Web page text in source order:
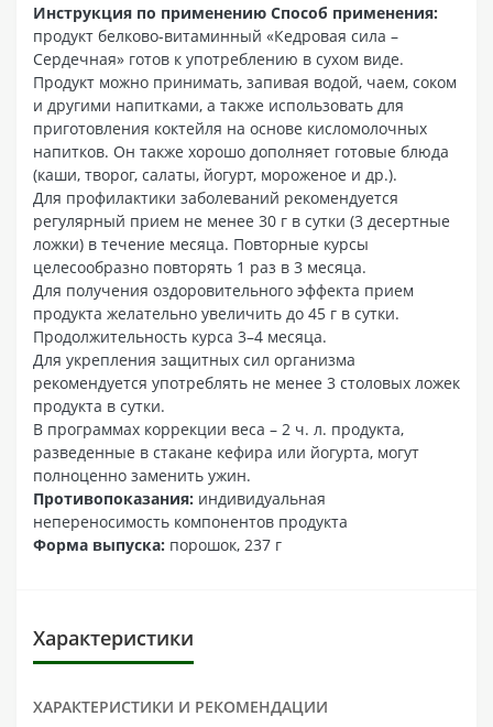
Инструкция по применению Способ применения:
продукт белково-витаминный «Кедровая сила –
Сердечная» готов к употреблению в сухом виде.
Продукт можно принимать, запивая водой, чаем, соком
и другими напитками, а также использовать для
приготовления коктейля на основе кисломолочных
напитков. Он также хорошо дополняет готовые блюда
(каши, творог, салаты, йогурт, мороженое и др.).
Для профилактики заболеваний рекомендуется
регулярный прием не менее 30 г в сутки (3 десертные
ложки) в течение месяца. Повторные курсы
целесообразно повторять 1 раз в 3 месяца.
Для получения оздоровительного эффекта прием
продукта желательно увеличить до 45 г в сутки.
Продолжительность курса 3–4 месяца.
Для укрепления защитных сил организма
рекомендуется употреблять не менее 3 столовых ложек
продукта в сутки.
В программах коррекции веса – 2 ч. л. продукта,
разведенные в стакане кефира или йогурта, могут
полноценно заменить ужин.
Противопоказания: индивидуальная
непереносимость компонентов продукта
Форма выпуска: порошок, 237 г
Характеристики
ХАРАКТЕРИСТИКИ И РЕКОМЕНДАЦИИ